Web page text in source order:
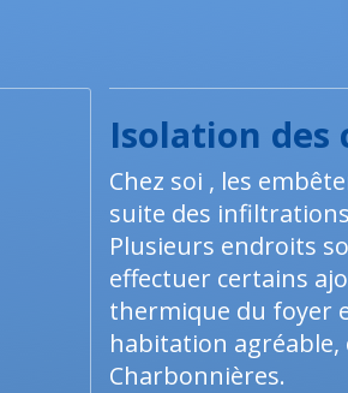
Isolation des
Chez soi , les
suite des
Plusieurs endroits
effectuer certains
thermique du foyer
habitation agréable,
Charbonnières.